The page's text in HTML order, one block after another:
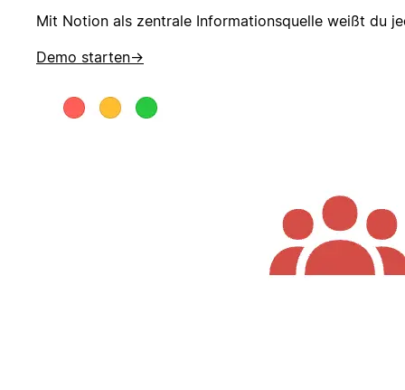
Mit Notion als zentrale Informationsquelle weißt du
Demo starten→